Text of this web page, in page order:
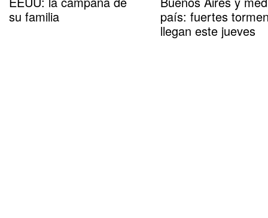
su familia
país: fuertes
llegan este jueves